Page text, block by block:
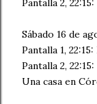
Pantalla 2,
Sábado 16 de
Pantalla 1,
Pantalla 2,
Una casa en